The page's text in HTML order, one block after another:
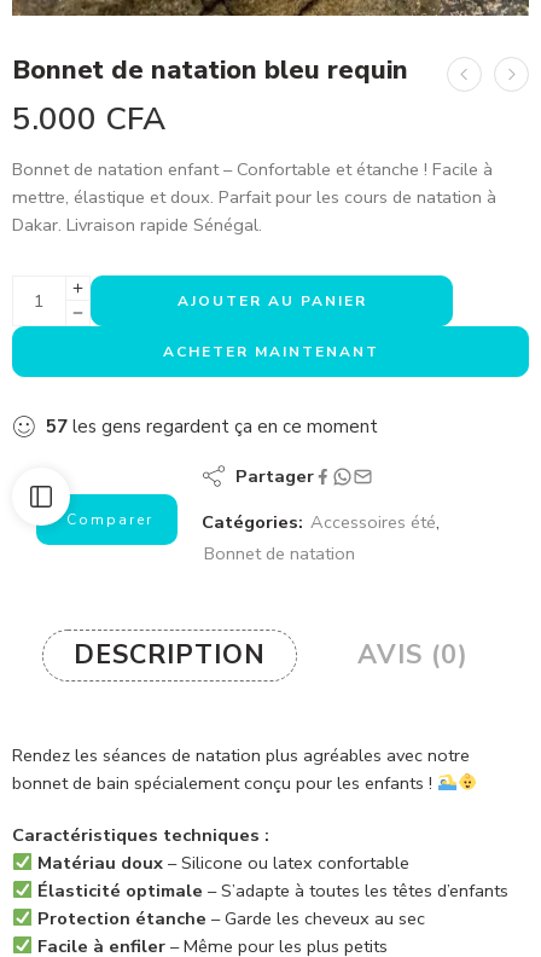
Bonnet de natation bleu requin
5.000 CFA
Bonnet de natation enfant – Confortable et étanche ! Facile à
mettre, élastique et doux. Parfait pour les cours de natation à
Dakar. Livraison rapide Sénégal.
AJOUTER AU PANIER
ACHETER MAINTENANT
57 les gens regardent ça en ce moment
Comparer
Partager
Catégories: Accessoires été,
Bonnet de natation
DESCRIPTION AVIS (0)
Rendez les séances de natation plus agréables avec notre
bonnet de bain spécialement conçu pour les enfants !
Caractéristiques techniques :
Matériau doux– Silicone ou latex confortable
Élasticité optimale – S’adapte à toutes les têtes d’enfants
Protection étanche – Garde les cheveux au sec
Facile à enfiler– Même pour les plus petits